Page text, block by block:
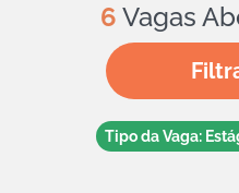
6 Vagas
Tipo da Vaga: